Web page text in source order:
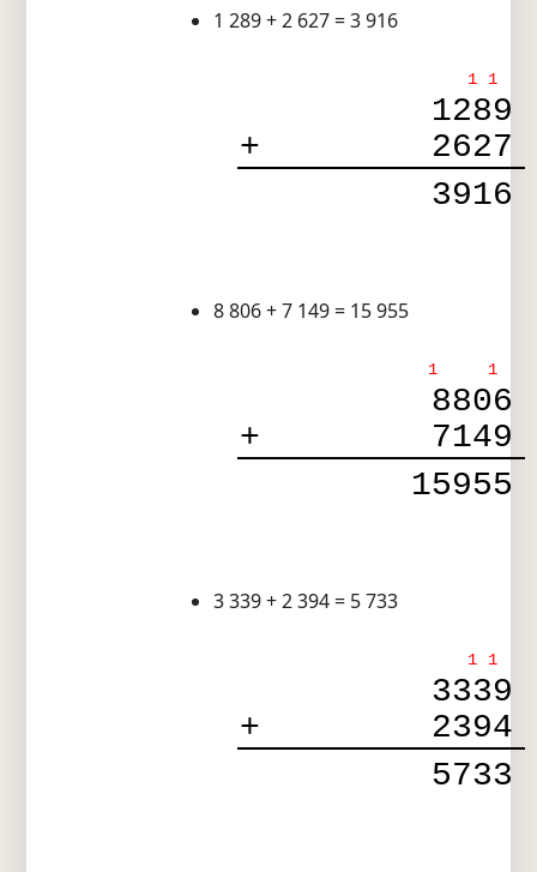
1 289 + 2 627 = 3 916
1 1
1289
+
2627
3916
8 806 + 7 149 = 15 955
1 1
8806
+
7149
15955
3 339 + 2 394 = 5 733
1 1
3339
+
2394
5733